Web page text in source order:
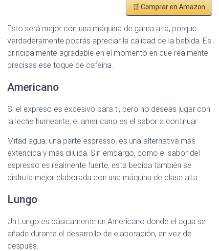
🛒 Comprar en Amazon
Esto será mejor con una máquina de gama alta, porque
verdaderamente podrás apreciar la calidad de la bebida. Es
principalmente agradable en el momento en que realmente
precisas ese toque de cafeína.
Americano
Si el expreso es excesivo para ti, pero no deseas jugar con
la leche humeante, el americano es el sabor a continuar.
Mitad agua, una parte espresso, es una alternativa más
extendida y más diluida. Sin embargo, como el sabor del
espresso es realmente fuerte, esta bebida también se
disfruta mejor elaborada con una máquina de clase alta.
Lungo
Un Lungo es básicamente un Americano donde el agua se
añade durante el desarrollo de elaboración, en vez de
después.